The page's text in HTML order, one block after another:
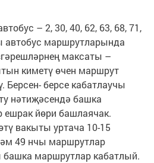
– 2, 30, 40, 62, 63, 68, 71,
автобус маршрутларында
максаты –
киметү өчен маршрут
Берсен- берсе кабатлаучы
нәтиҗәсендә башка
ешрак йөри башлаячак.
вакыты уртача 10-15
49 нчы маршрутлар
башка маршрутлар кабатлый.